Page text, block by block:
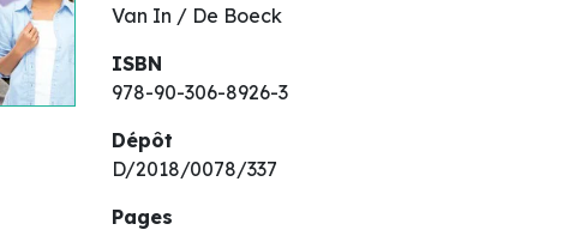
Van In / De Boeck
ISBN
978-90-306-8926-3
Dépôt
D/2018/0078/337
Pages